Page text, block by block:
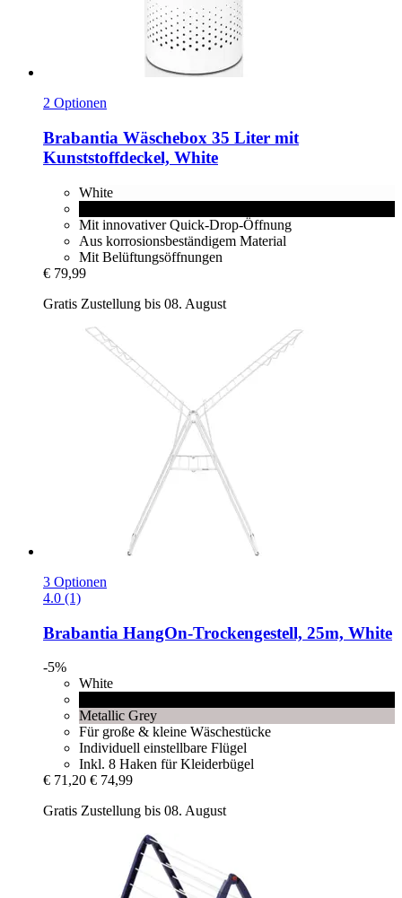
2 Optionen
Brabantia Wäschebox 35 Liter mit
Kunststoffdeckel, White
White
Mit innovativer Quick-Drop-Öffnung
Aus korrosionsbeständigem Material
Mit Belüftungsöffnungen
€ 79,99
Gratis Zustellung bis 08. August
3 Optionen
4.0 (1)
Brabantia HangOn-​Trockengestell, 25m, White
-5%
White
Metallic Grey
Für große & kleine Wäschestücke
Individuell einstellbare Flügel
Inkl. 8 Haken für Kleiderbügel
€ 71,20 € 74,99
Gratis Zustellung bis 08. August